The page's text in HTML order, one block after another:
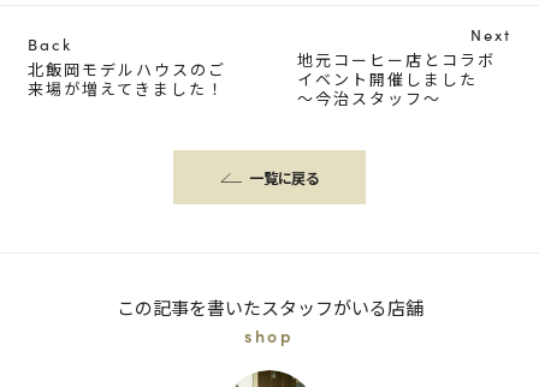
Back
北飯岡モデルハウスのご
来場が増えてきました！
一覧に戻る
Next
地元コーヒー店とコラボ
イベント開催しました
～今治スタッフ～
この記事を書いたスタッフがいる店舗
shop